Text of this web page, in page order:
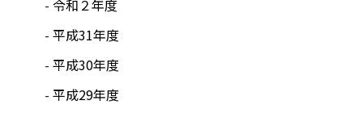
令和２年度
平成31年度
平成30年度
平成29年度